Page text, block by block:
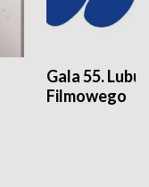
Gala 55.
Filmowego